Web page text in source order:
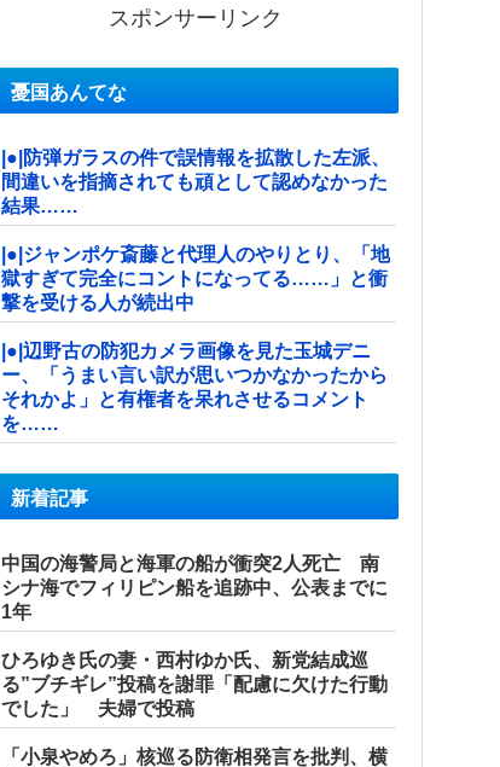
スポンサーリンク
憂国あんてな
|●|防弾ガラスの件で誤情報を拡散した左派、
間違いを指摘されても頑として認めなかった
結果……
|●|ジャンポケ斎藤と代理人のやりとり、「地
獄すぎて完全にコントになってる……」と衝
撃を受ける人が続出中
|●|辺野古の防犯カメラ画像を見た玉城デニ
ー、「うまい言い訳が思いつかなかったから
それかよ」と有権者を呆れさせるコメント
を……
新着記事
中国の海警局と海軍の船が衝突2人死亡 南
シナ海でフィリピン船を追跡中、公表までに
1年
ひろゆき氏の妻・西村ゆか氏、新党結成巡
る”ブチギレ”投稿を謝罪「配慮に欠けた行動
でした」 夫婦で投稿
「小泉やめろ」核巡る防衛相発言を批判、横